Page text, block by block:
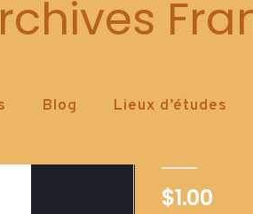
Blog Lieux d’études
3033
$1.00